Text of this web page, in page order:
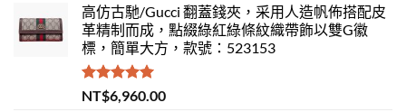
高仿古馳/Gucci 翻蓋錢夾，采用人造帆佈搭配皮
革精制而成，點綴綠紅綠條紋織帶飾以雙G徽
標，簡單大方，款號：523153
評分 5.00
滿分 5
NT$6,960.00